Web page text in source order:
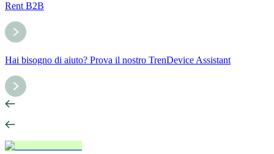
Rent B2B
Hai bisogno di aiuto? Prova il nostro TrenDevice Assistant